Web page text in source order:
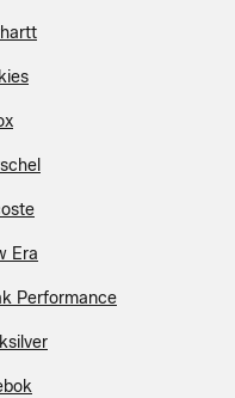
Era
Performance